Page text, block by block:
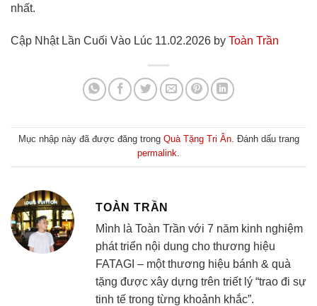
nhất.
Cập Nhật Lần Cuối Vào Lúc 11.02.2026 by Toàn Trần
Mục nhập này đã được đăng trong Quà Tặng Tri Ân. Đánh dấu trang
permalink.
TOÀN TRẦN
Mình là Toàn Trần với 7 năm kinh nghiệm
phát triển nội dung cho thương hiệu
FATAGI – một thương hiệu bánh & quà
tặng được xây dựng trên triết lý “trao đi sự
tinh tế trong từng khoảnh khắc”.